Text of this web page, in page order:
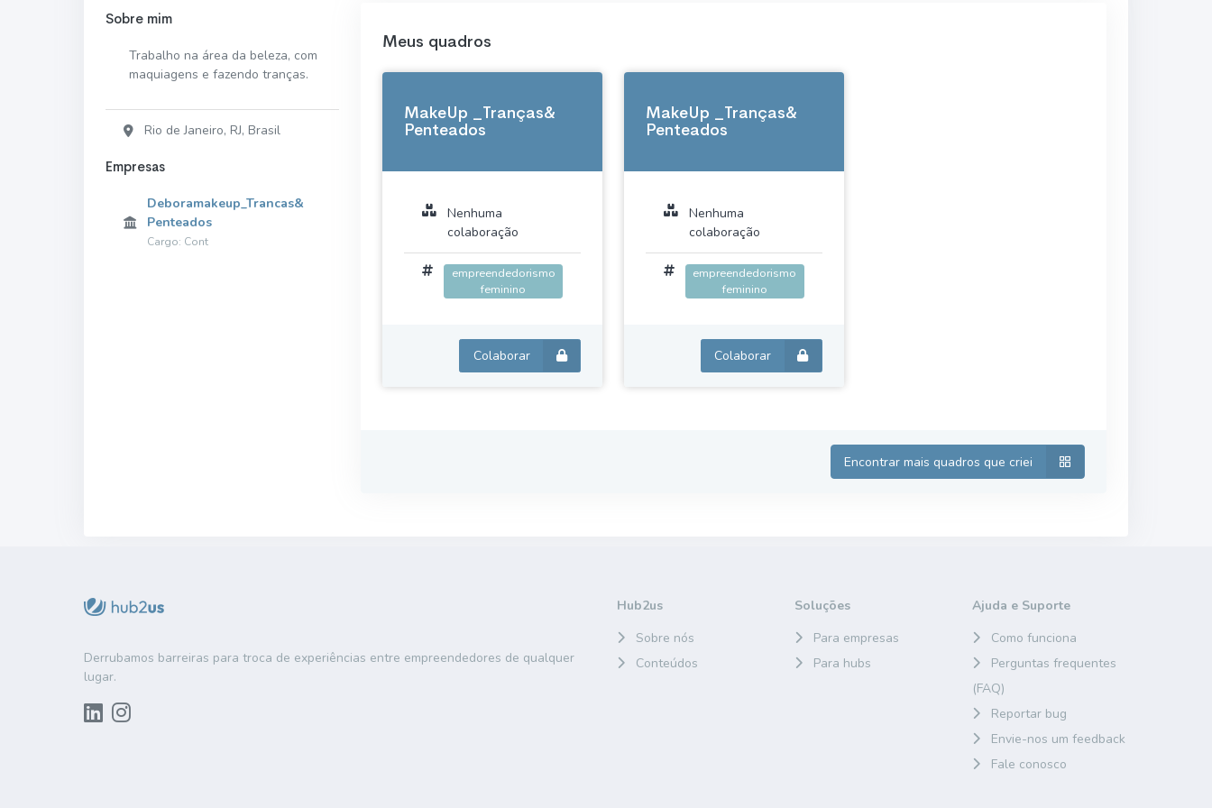
Sobre mim
Trabalho na área da beleza, com
maquiagens e fazendo tranças.
Rio de Janeiro, RJ, Brasil
Empresas
Deboramakeup_Trancas&
Penteados
Cargo: Cont
Meus quadros
MakeUp _Tranças&
Penteados
Nenhuma
colaboração
empreendedorismo
feminino
Colaborar
MakeUp _Tranças&
Penteados
Nenhuma
colaboração
empreendedorismo
feminino
Colaborar
Encontrar mais quadros que criei
Derrubamos barreiras para troca de experiências entre empreendedores de qualquer
lugar.
Hub2us
Sobre nós
Conteúdos
Soluções
Para empresas
Para hubs
Ajuda e Suporte
Como funciona
Perguntas frequentes
(FAQ)
Reportar bug
Envie-nos um feedback
Fale conosco